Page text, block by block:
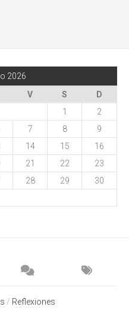
2026
V S
D
1
2
7 8
9
14 15
16
21 22
23
28 29
30
/ Reflexiones